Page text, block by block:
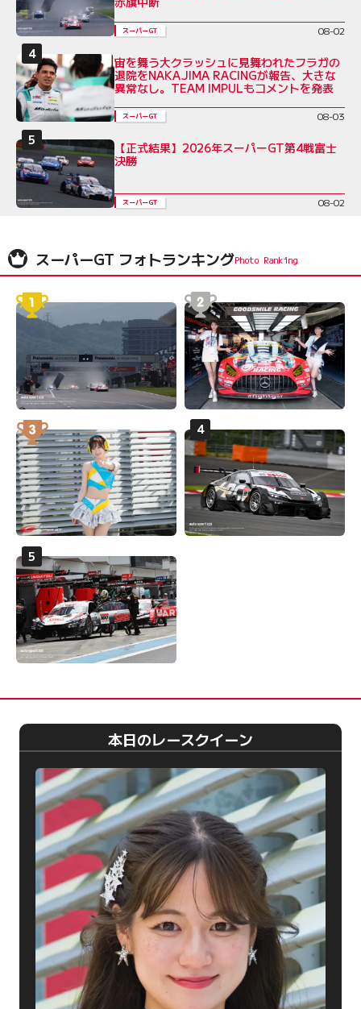
スーパーGT 08-02
宙を舞う大クラッシュに見舞われたフラガの
退院をNAKAJIMA RACINGが報告、大きな
異常なし。TEAM IMPULもコメントを発表
スーパーGT 08-03
【正式結果】2026年スーパーGT第4戦富士
決勝
スーパーGT 08-02
スーパーGT フォトランキング
本日のレースクイーン